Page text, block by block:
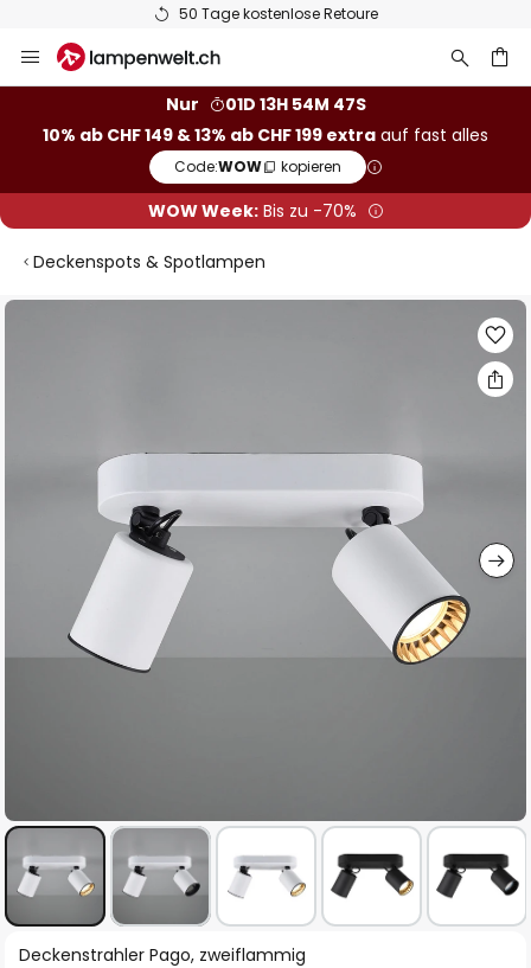
50 Tage kostenlose Retoure
Inhalt
Nur
01D 13H 54M 47S
10% ab CHF 149 & 13% ab CHF 199 extra auf fast alles
Code:WOW kopieren
WOW Week:Bis zu -70%
Deckenspots & Spotlampen
Zum
Zum
Deckenstrahler Pago, zweiflammig